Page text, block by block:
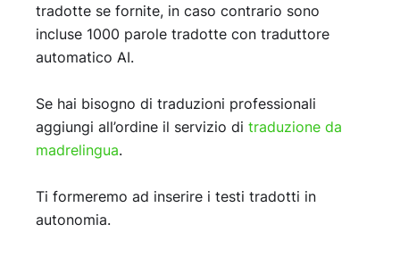
tradotte se fornite, in caso contrario sono
incluse 1000 parole tradotte con traduttore
automatico AI.
Se hai bisogno di traduzioni professionali
aggiungi all’ordine il servizio di traduzione da
madrelingua.
Ti formeremo ad inserire i testi tradotti in
autonomia.